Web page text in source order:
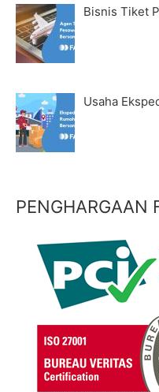
Bisnis Tiket
Usaha
PENGHARGAAN